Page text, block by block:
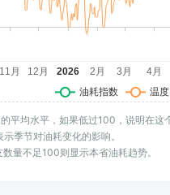
平均水平，如果低过100，说明在这
季节对油耗变化的影响。
量不足100则显示本省油耗趋势。